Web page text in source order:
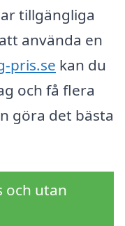
tillgängliga
använda en
pris.se kan du
och få flera
göra det bästa
och utan